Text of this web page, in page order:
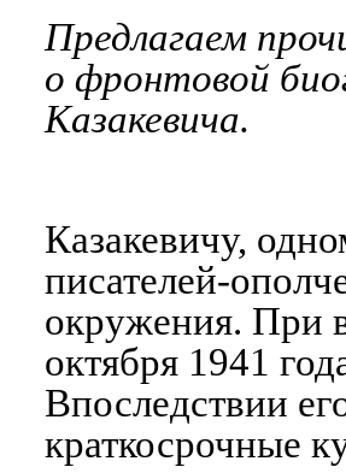
Предлагаем
о фронтовой
Казакевича.
Казакевичу,
писателей-
окружения. При
октября 1941
Впоследствии
краткосрочные